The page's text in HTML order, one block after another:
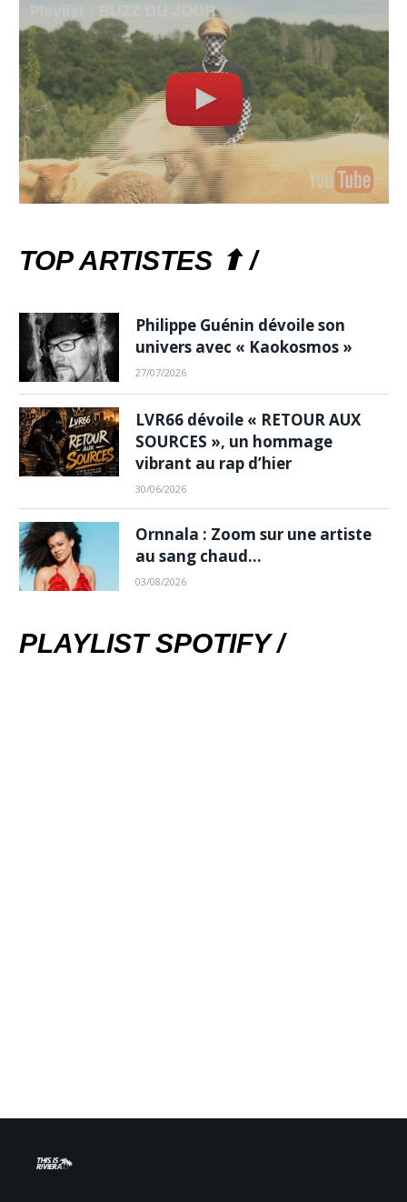
TOP ARTISTES ⬆ /
Philippe Guénin dévoile son
univers avec « Kaokosmos »
27/07/2026
LVR66 dévoile « RETOUR AUX
SOURCES », un hommage
vibrant au rap d’hier
30/06/2026
Ornnala : Zoom sur une artiste
au sang chaud…
03/08/2026
PLAYLIST SPOTIFY /